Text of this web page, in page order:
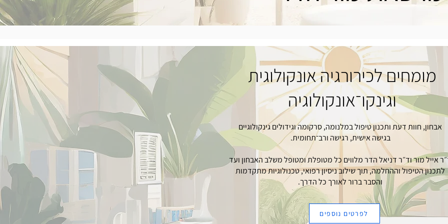
מומחים לכירורגיה אונקולוגית
וגינקו־אונקולוגיה
אבחון, חוות דעת ותכנון טיפול במלנומה, סרקומה וגידולים גינקולוגיים
בגישה אישית, רגישה ורב־תחומית.
אייל מור וד״ר דניאל הדר מלווים כל מטופלת ומטופל משלב האבחון ועד
לתכנון הטיפול וההחלמה, תוך שילוב ניסיון רפואי, טכנולוגיות מתקדמות
והסבר ברור לאורך כל הדרך.
לפרטים נוספים